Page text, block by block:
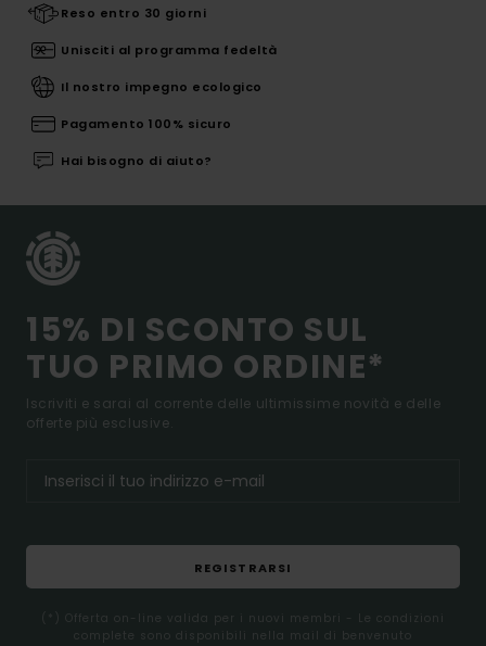
Reso entro 30 giorni
Unisciti al programma fedeltà
Il nostro impegno ecologico
Pagamento 100% sicuro
Hai bisogno di aiuto?
15% DI SCONTO SUL
TUO PRIMO ORDINE*
Iscriviti e sarai al corrente delle ultimissime novità e delle
offerte più esclusive.
REGISTRARSI
(*) Offerta on-line valida per i nuovi membri - Le condizioni
complete sono disponibili nella mail di benvenuto